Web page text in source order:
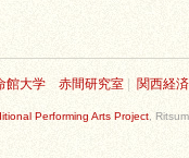
館大学 赤間研究室 関西経
Performing Arts Project ,